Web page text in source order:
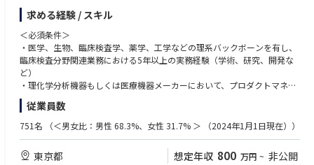
サポートします。
・明確な運用ドキュメント（リリースノート、運用手順書、タグ付けマッ
プなど）を作成し、ウェブサイトの改善に関する優先順位付けされたバッ
クログを維持します。
・製品戦略の立案と実行（Go-To-Market戦略）
・日本市場における質量分析装置および関連する免疫ソリューションの導
入・発売戦略、ターゲットセグメンテーション、価格戦略の策定
・製品ライフサイクル（導入から安定稼働、生産終了・終売まで）を通じ
たプロダクトケアと収益性の最適化
・クロスファンクショナルな連携と課題解決
・国内のアプリケーション・技術サポートの総責任者として、難度の高い
ンジニア、サイエンティストをリード
・担当製品群の日本の代表者として、日本の顧客の声（VOC）を集約し、
グローバルの開発・マーケティングチームへプロダクト改善の提案・交渉
・社内外への技術・価値の伝承（イネーブルメント）
・海外（グローバル）での製品・技術トレーニングを受講し、日本国内の
求める経験 / スキル
＜必須条件＞
・医学、生物、臨床検査学、薬学、工学などの理系バックボーンを有し、
臨床検査分野関連業務における5年以上の実務経験（学術、研究、開発な
ど）
・理化学分析機器もしくは医療機器メーカーにおいて、プロダクトマネジ
メント、学術マーケティング、製品開発、設計のいずれかで3年以上の実
務経験
・英語力（Fluent Level）：グローバルチームとの会議、海外トレーニング
0点以上目安）
従業員数
751名 （＜男女比：男性 68.3%、女性 31.7% ＞ （2024年1月1日現在））
東京都 想定年収 800 万円 ~ 非公開